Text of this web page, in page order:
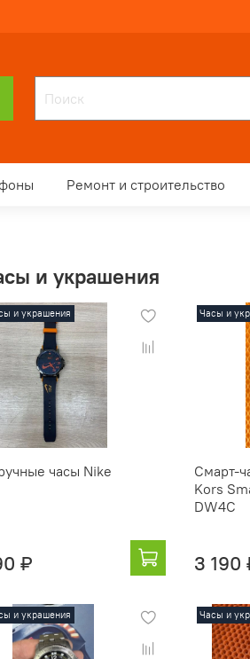
Ремонт и строительство
и украшения
и украшения
часы Nike
₽
Часы и
Смарт-
Kors
DW4C
3 190
и украшения Часы и